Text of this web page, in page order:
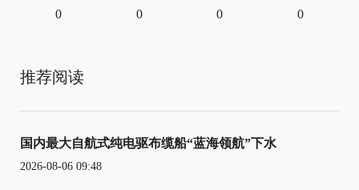
0 0 0 0
推荐阅读
国内最大自航式纯电驱布缆船“蓝海领航”下水
2026-08-06 09:48